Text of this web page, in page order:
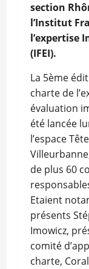
section
l’Institut
l’expertise
(IFEI).
La 5ème
charte de
évaluation
été lancée
l’espace
de plus 60
Etaient
présents
Imowicz,
comité
charte,